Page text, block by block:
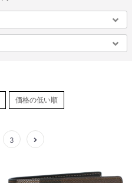
価格の低い順
3